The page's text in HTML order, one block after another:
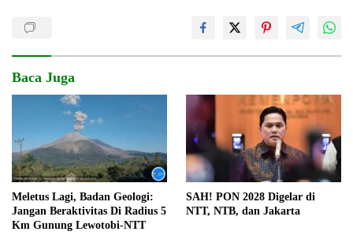
Baca Juga
Meletus Lagi, Badan Geologi:
Jangan Beraktivitas Di Radius 5
Km Gunung Lewotobi-NTT
SAH! PON 2028 Digelar di
NTT, NTB, dan Jakarta